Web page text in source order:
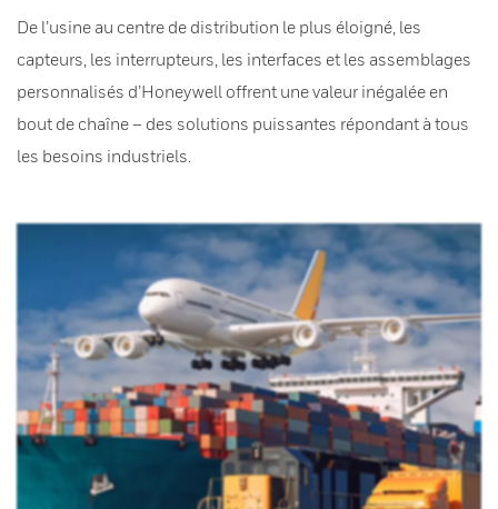
De l’usine au centre de distribution le plus éloigné, les
capteurs, les interrupteurs, les interfaces et les assemblages
personnalisés d’Honeywell offrent une valeur inégalée en
bout de chaîne – des solutions puissantes répondant à tous
les besoins industriels.